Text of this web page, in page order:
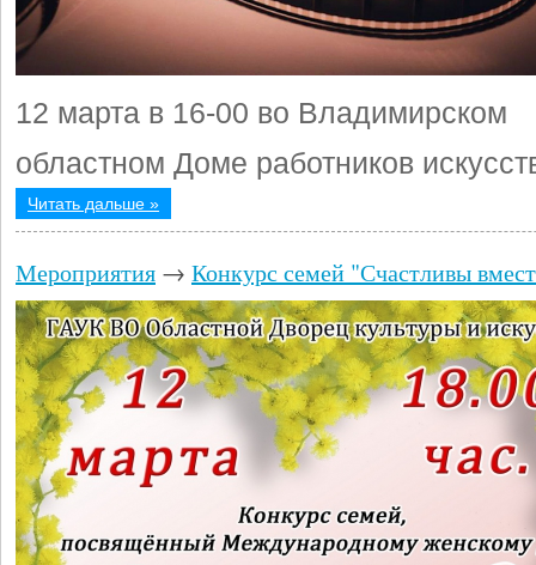
12 марта в 16-00 во Владимирском
областном Доме работников
Читать дальше »
Мероприятия → Конкурс семей "Счастливы